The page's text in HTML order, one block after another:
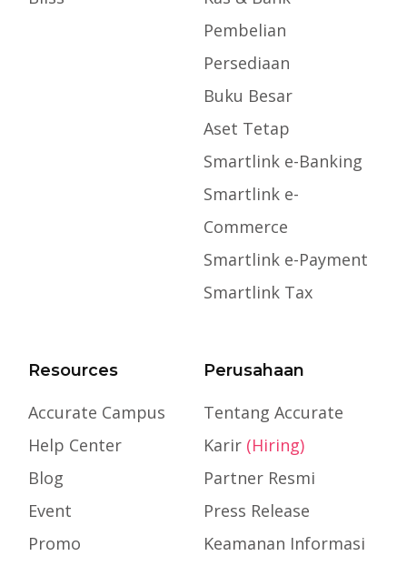
Pembelian
Persediaan
Buku Besar
Aset Tetap
Smartlink e-Banking
Smartlink e-
Commerce
Smartlink e-Payment
Smartlink Tax
Resources
Accurate Campus
Help Center
Blog
Event
Promo
Perusahaan
Tentang Accurate
Karir (Hiring)
Partner Resmi
Press Release
Keamanan Informasi